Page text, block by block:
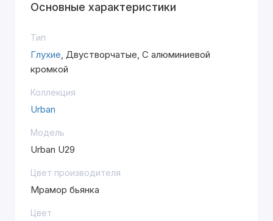
Основные характеристики
Тип
Глухие, Двустворчатые, С алюминиевой
кромкой
Коллекция
Urban
Модель
Urban U29
Цвет производителя
Мрамор бьянка
Цвет